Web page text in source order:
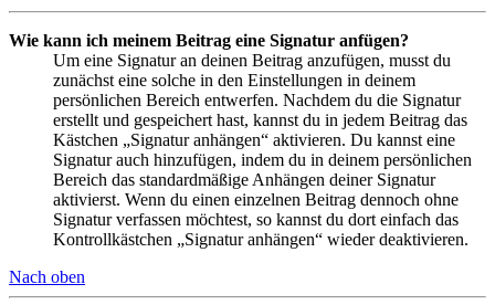
Wie kann ich meinem Beitrag eine Signatur anfügen?
Um eine Signatur an deinen Beitrag anzufügen, musst du
zunächst eine solche in den Einstellungen in deinem
persönlichen Bereich entwerfen. Nachdem du die Signatur
erstellt und gespeichert hast, kannst du in jedem Beitrag das
Kästchen „Signatur anhängen“ aktivieren. Du kannst eine
Signatur auch hinzufügen, indem du in deinem persönlichen
Bereich das standardmäßige Anhängen deiner Signatur
aktivierst. Wenn du einen einzelnen Beitrag dennoch ohne
Signatur verfassen möchtest, so kannst du dort einfach das
Kontrollkästchen „Signatur anhängen“ wieder deaktivieren.
Nach oben